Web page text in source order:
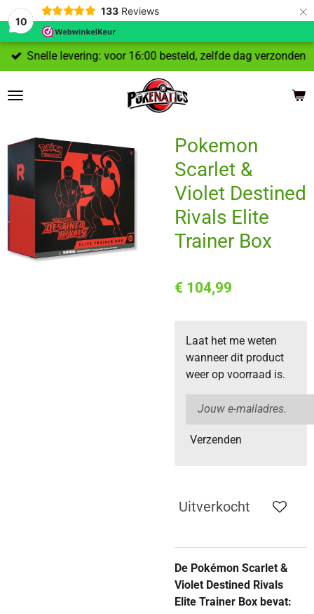
10
133 Reviews ×
Snelle levering: voor 16:00 besteld, zelfde dag verzonden
Pokemon
Scarlet &
Violet Destined
Rivals Elite
Trainer Box
€ 104,99
Laat het me weten
wanneer dit product
weer op voorraad is.
Verzenden
Uitverkocht
De Pokémon Scarlet &
Violet Destined Rivals
Elite Trainer Box bevat: